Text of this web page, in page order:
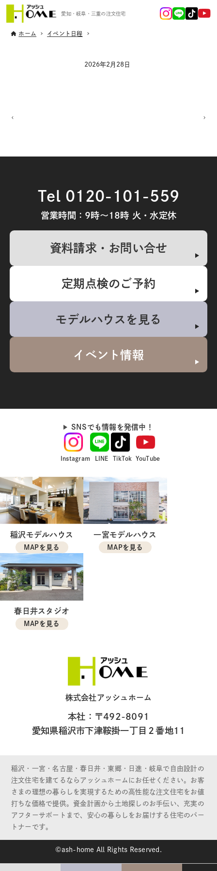
愛知・岐阜・三重の注文住宅
ホーム イベント日程
2026年2月28日
Tel 0120-101-559
営業時間：9時～18時 火・水定休
資料請求・お問い合せ
定期点検のご予約
モデルハウスを見る
イベント情報
SNSでも情報を発信中！
Instagram LINE TikTok YouTube
稲沢モデルハウス
MAPを見る
一宮モデルハウス
MAPを見る
春日井スタジオ
MAPを見る
株式会社アッシュホーム
本社：〒492-8091
愛知県稲沢市下津鞍掛一丁目２番地11
稲沢・一宮・名古屋・春日井・東郷・日進・岐阜で自由設計の
注文住宅を建てるならアッシュホームにお任せください。お客
さまの理想の暮らしを実現するための高性能な注文住宅をお値
打ちな価格で提供。資金計画から土地探しのお手伝い、充実の
アフターサポートまで、安心の暮らしをお届けする住宅のパー
トナーです。
©ash-home All Rights Reserved.